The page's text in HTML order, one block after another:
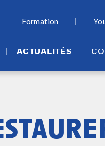
ACTUALITÉS
Formation